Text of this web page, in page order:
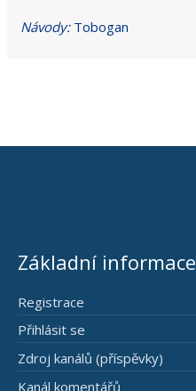
Návody:Tobogan
Základní informace
Registrace
Přihlásit se
Zdroj kanálů (příspěvky)
Kanál komentářů